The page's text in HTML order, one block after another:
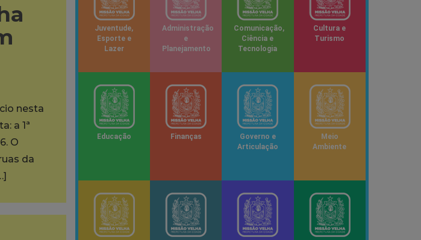
nesta
a 1ª
O
da
Juventude,
Esporte e
Lazer
Administração
e
Planejamento
Comunicação,
Ciência e
Tecnologia
Cultura e
Turismo
Educação Finanças
Governo e
Articulação
Meio
Ambiente